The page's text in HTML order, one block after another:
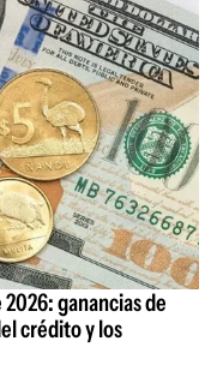
ganancias de
crédito y los